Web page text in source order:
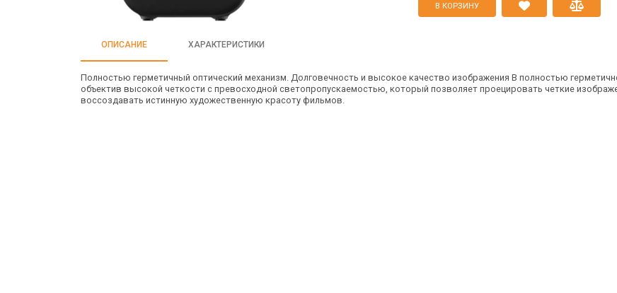
В КОРЗИНУ
ОПИСАНИЕ ХАРАКТЕРИСТИКИ
Полностью герметичный оптический механизм. Долговечность и высокое качество изображения В полностью
объектив высокой четкости с превосходной светопропускаемостью, который позволяет проецировать четкие
воссоздавать истинную художественную красоту фильмов.